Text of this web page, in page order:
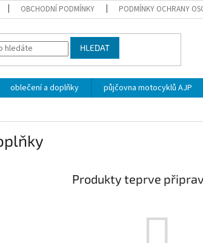
OBCHODNÍ PODMÍNKY PODMÍNKY OCHRANY
HLEDAT
oblečení a doplňky půjčovna motocyklů AJP
Produkty teprve